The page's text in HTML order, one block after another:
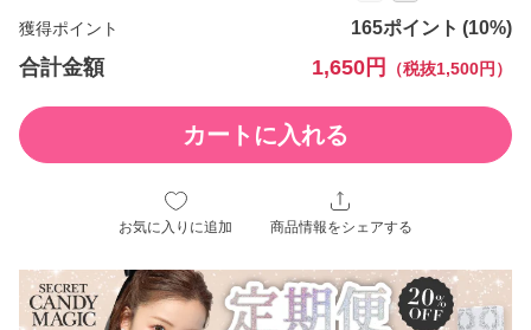
獲得ポイント 165ポイント
合計金額 1,650円 （税抜1,500円）
カートに入れる
お気に入りに追加 商品情報をシェアする